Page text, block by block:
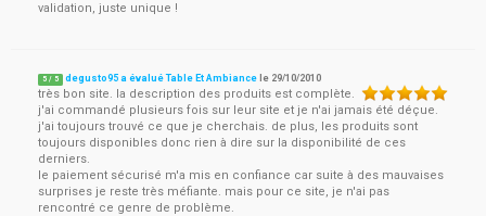
validation, juste unique !
5 / 5 degusto95 a évalué Table Et Ambiance le 29/10/2010
très bon site. la description des produits est complète.
j'ai commandé plusieurs fois sur leur site et je n'ai jamais été déçue.
j'ai toujours trouvé ce que je cherchais. de plus, les produits sont
toujours disponibles donc rien à dire sur la disponibilité de ces
derniers.
le paiement sécurisé m'a mis en confiance car suite à des mauvaises
surprises je reste très méfiante. mais pour ce site, je n'ai pas
rencontré ce genre de problème.